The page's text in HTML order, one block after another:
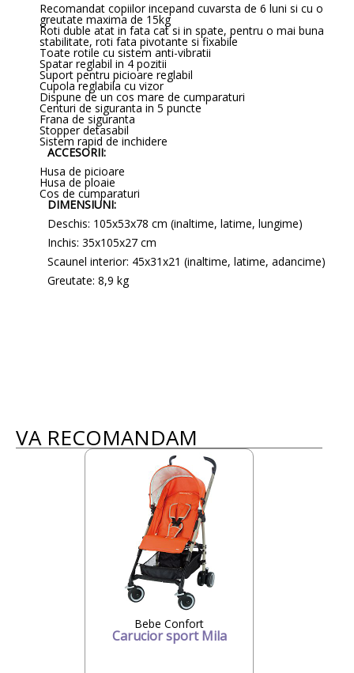
Recomandat copiilor incepand cuvarsta de 6 luni si cu o
greutate maxima de 15kg
Roti duble atat in fata cat si in spate, pentru o mai buna
stabilitate, roti fata pivotante si fixabile
Toate rotile cu sistem anti-vibratii
Spatar reglabil in 4 pozitii
Suport pentru picioare reglabil
Cupola reglabila cu vizor
Dispune de un cos mare de cumparaturi
Centuri de siguranta in 5 puncte
Frana de siguranta
Stopper detasabil
Sistem rapid de inchidere
ACCESORII:
Husa de picioare
Husa de ploaie
Cos de cumparaturi
DIMENSIUNI:
Deschis: 105x53x78 cm (inaltime, latime, lungime)
Inchis: 35x105x27 cm
Scaunel interior: 45x31x21 (inaltime, latime, adancime)
Greutate: 8,9 kg
VA RECOMANDAM
Bebe Confort
Carucior sport Mila